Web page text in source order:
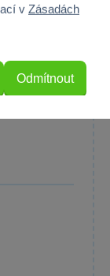
v Zásadách
Odmítnout